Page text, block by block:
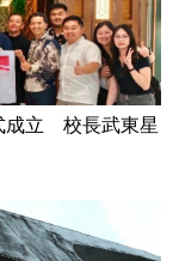
成立 校長武東星